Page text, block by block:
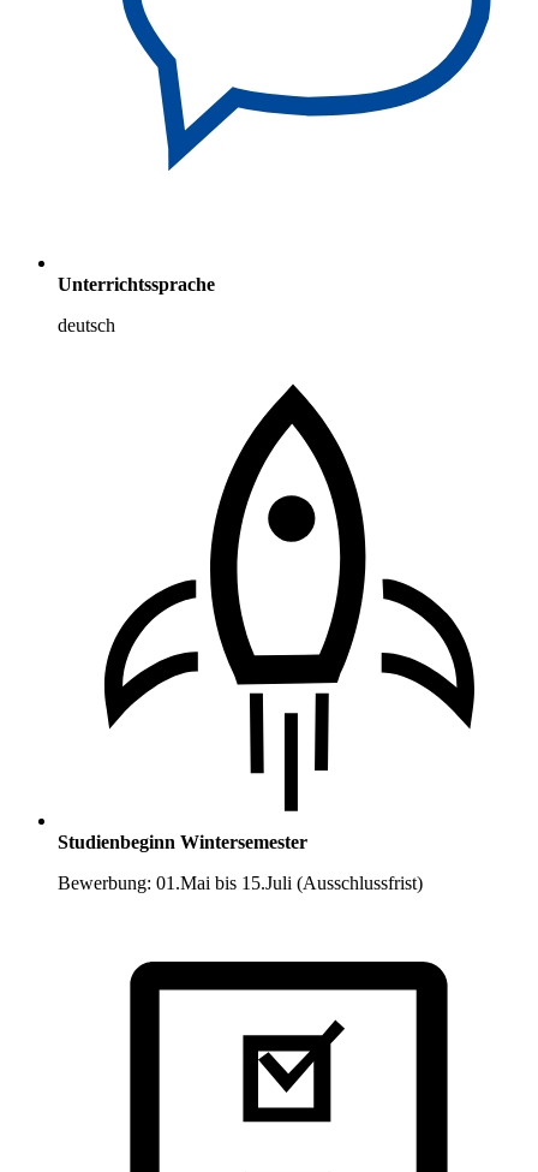
Unterrichtssprache
deutsch
Studienbeginn Wintersemester
Bewerbung: 01.Mai bis 15.Juli (Ausschlussfrist)